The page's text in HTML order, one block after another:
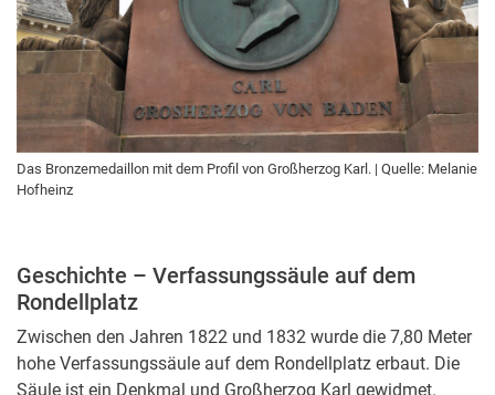
Das Bron­ze­me­dail­lon mit dem Profil von Groß­her­zog Karl. | Quelle: Melanie
Hofheinz
Geschichte – Verfassungssäule auf dem
Rondellplatz
Zwischen den Jahren 1822 und 1832 wurde die 7,80 Meter
hohe Verfassungssäule auf dem Rondellplatz erbaut. Die
Säule ist ein Denkmal und Großherzog Karl gewidmet.